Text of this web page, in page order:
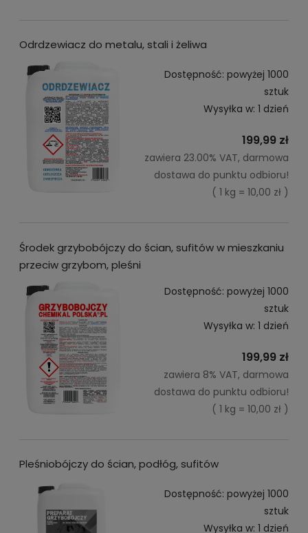
Odrdzewiacz do metalu, stali i żeliwa
Dostępność: powyżej 1000
sztuk
Wysyłka w: 1 dzień
199,99 zł
zawiera 23.00% VAT, darmowa
dostawa do punktu odbioru!
( 1 kg = 10,00 zł )
Środek grzybobójczy do ścian, sufitów w mieszkaniu
przeciw grzybom, pleśni
Dostępność: powyżej 1000
sztuk
Wysyłka w: 1 dzień
199,99 zł
zawiera 8% VAT, darmowa
dostawa do punktu odbioru!
( 1 kg = 10,00 zł )
Pleśniobójczy do ścian, podłóg, sufitów
Dostępność: powyżej 1000
sztuk
Wysyłka w: 1 dzień